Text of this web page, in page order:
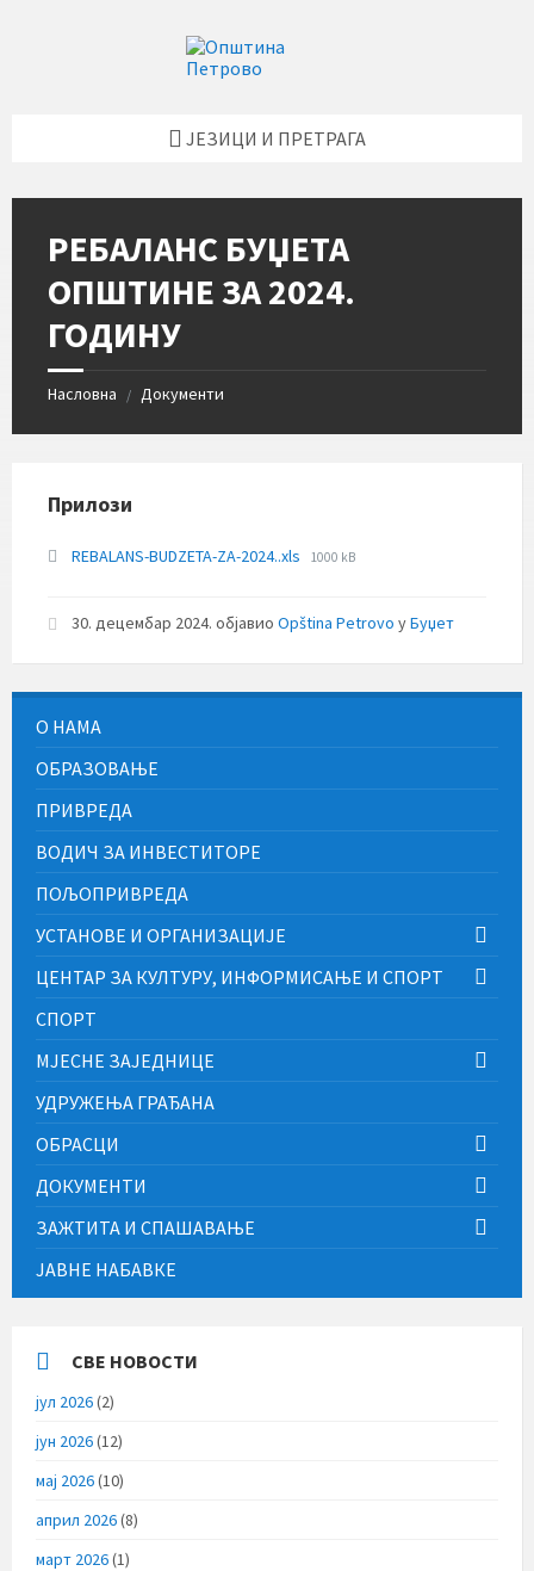
ЈЕЗИЦИ И ПРЕТРАГА
РЕБАЛАНС БУЏЕТА
ОПШТИНЕ ЗА 2024.
ГОДИНУ
Насловна / Документи
Прилози
REBALANS-BUDZETA-ZA-2024..xls
File
1000 kB
30. децембар 2024. објавио Opština Petrovo уБуџет
О НАМА
ОБРАЗОВАЊЕ
ПРИВРЕДА
ВОДИЧ ЗА ИНВЕСТИТОРЕ
ПОЉОПРИВРЕДА
УСТАНОВЕ И ОРГАНИЗАЦИЈЕ
ЦЕНТАР ЗА КУЛТУРУ, ИНФОРМИСАЊЕ И СПОРТ
СПОРТ
МЈЕСНЕ ЗАЈЕДНИЦЕ
УДРУЖЕЊА ГРАЂАНА
ОБРАСЦИ
ДОКУМЕНТИ
ЗАЖТИТА И СПАШАВАЊЕ
ЈАВНЕ НАБАВКЕ
СВЕ НОВОСТИ
јул 2026(2)
јун 2026(12)
мај 2026(10)
април 2026(8)
март 2026(1)